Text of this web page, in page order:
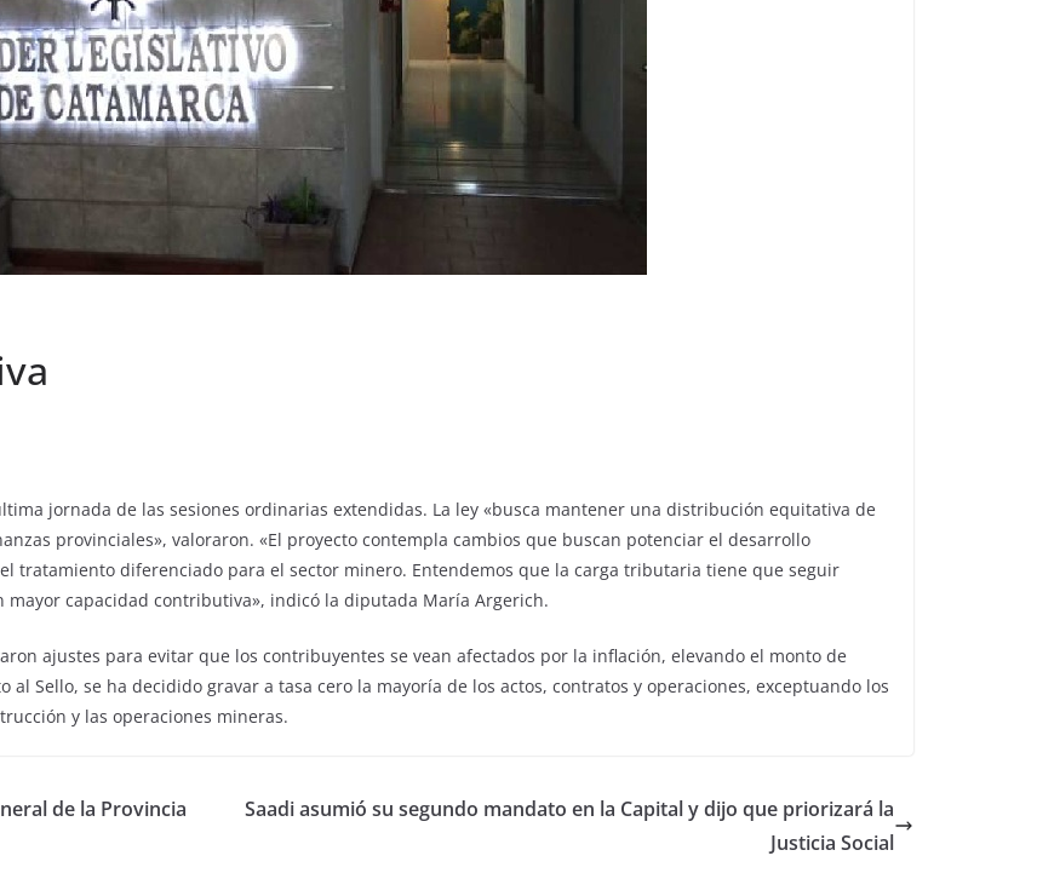
jornada de las sesiones ordinarias extendidas. La ley «busca mantener una distribución equitativa de
provinciales», valoraron. «El proyecto contempla cambios que buscan potenciar el desarrollo
tratamiento diferenciado para el sector minero. Entendemos que la carga tributaria tiene que seguir
capacidad contributiva», indicó la diputada María Argerich.
ajustes para evitar que los contribuyentes se vean afectados por la inflación, elevando el monto de
Sello, se ha decidido gravar a tasa cero la mayoría de los actos, contratos y operaciones, exceptuando los
y las operaciones mineras.
de la Provincia
Saadi asumió su segundo mandato en la Capital y dijo que priorizará la
Justicia Social